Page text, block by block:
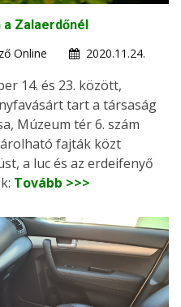
Zalaerdőnél
Online
2020.11.24.
14. és 23. között,
tart a társaság
Múzeum tér 6. szám
fajták közt
a luc és az erdeifenyő
Tovább >>>